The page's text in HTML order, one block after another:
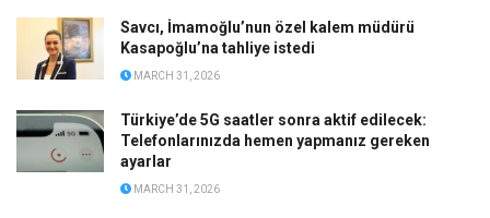
Savcı, İmamoğlu’nun özel kalem müdürü
Kasapoğlu’na tahliye istedi
MARCH 31, 2026
Türkiye’de 5G saatler sonra aktif edilecek:
Telefonlarınızda hemen yapmanız gereken
ayarlar
MARCH 31, 2026